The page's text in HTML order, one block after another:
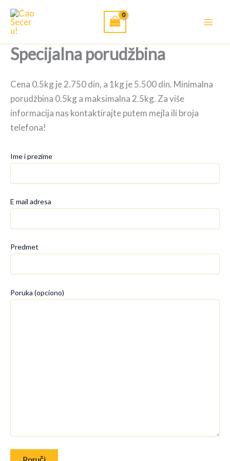
Pređi
sadržaj
Specijalna porudžbina
Cena 0.5kg je 2.750 din, a 1kg je 5.500 din. Minimalna
porudžbina 0.5kg a maksimalna 2.5kg. Za više
informacija nas kontaktirajte putem mejla ili broja
telefona!
Ime i prezime
E mail adresa
Predmet
Poruka (opciono)